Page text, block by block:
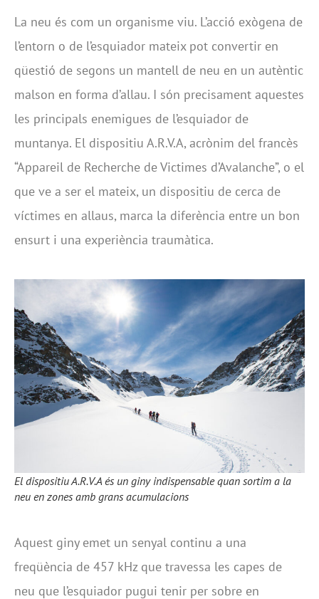
La neu és com un organisme viu. L’acció exògena de
l’entorn o de l’esquiador mateix pot convertir en
qüestió de segons un mantell de neu en un autèntic
malson en forma d’allau. I són precisament aquestes
les principals enemigues de l’esquiador de
muntanya. El dispositiu A.R.V.A, acrònim del francès
“Appareil de Recherche de Victimes d’Avalanche”, o el
que ve a ser el mateix, un dispositiu de cerca de
víctimes en allaus, marca la diferència entre un bon
ensurt i una experiència traumàtica.
El dispositiu A.R.V.A és un giny indispensable quan sortim a la
neu en zones amb grans acumulacions
Aquest giny emet un senyal continu a una
freqüència de 457 kHz que travessa les capes de
neu que l’esquiador pugui tenir per sobre en